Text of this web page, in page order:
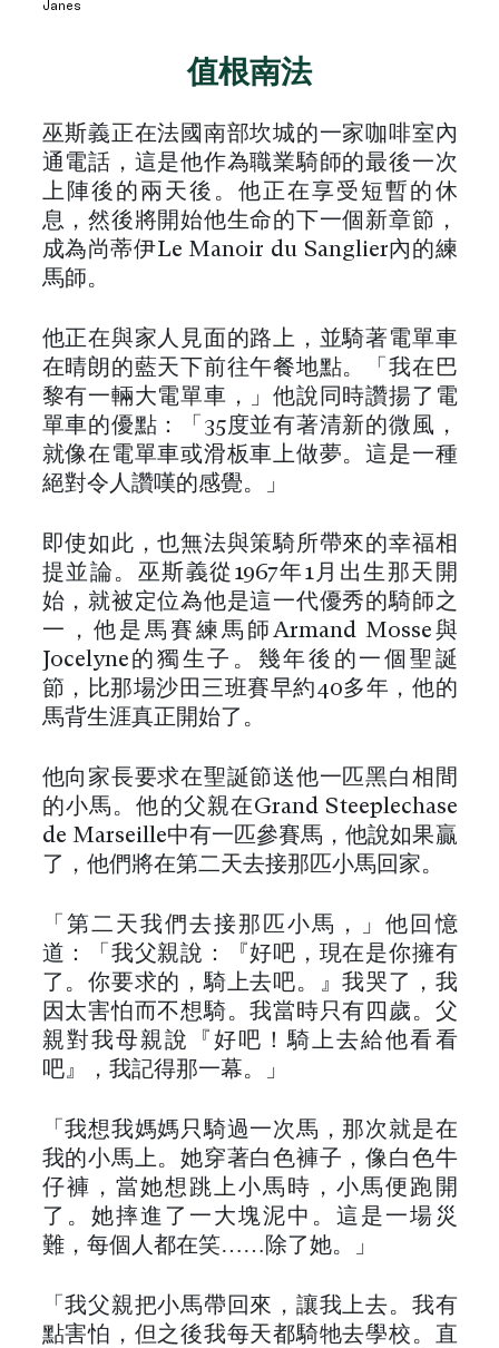
Janes
值根南法
巫斯義正在法國南部坎城的一家咖啡室內
通電話，這是他作為職業騎師的最後一次
上陣後的兩天後。他正在享受短暫的休
息，然後將開始他生命的下一個新章節，
成為尚蒂伊Le Manoir du Sanglier內的練
馬師。
他正在與家人見面的路上，並騎著電單車
在晴朗的藍天下前往午餐地點。「我在巴
黎有一輛大電單車，」他說同時讚揚了電
單車的優點：「35度並有著清新的微風，
就像在電單車或滑板車上做夢。這是一種
絕對令人讚嘆的感覺。」
即使如此，也無法與策騎所帶來的幸福相
提並論。巫斯義從1967年1月出生那天開
始，就被定位為他是這一代優秀的騎師之
一，他是馬賽練馬師Armand Mosse與
Jocelyne的獨生子。幾年後的一個聖誕
節，比那場沙田三班賽早約40多年，他的
馬背生涯真正開始了。
他向家長要求在聖誕節送他一匹黑白相間
的小馬。他的父親在Grand Steeplechase
de Marseille中有一匹參賽馬，他說如果贏
了，他們將在第二天去接那匹小馬回家。
「第二天我們去接那匹小馬，」他回憶
道：「我父親說：『好吧，現在是你擁有
了。你要求的，騎上去吧。』我哭了，我
因太害怕而不想騎。我當時只有四歲。父
親對我母親說『好吧！騎上去給他看看
吧』，我記得那一幕。」
「我想我媽媽只騎過一次馬，那次就是在
我的小馬上。她穿著白色褲子，像白色牛
仔褲，當她想跳上小馬時，小馬便跑開
了。她摔進了一大塊泥中。這是一場災
難，每個人都在笑……除了她。」
「我父親把小馬帶回來，讓我上去。我有
點害怕，但之後我每天都騎牠去學校。直